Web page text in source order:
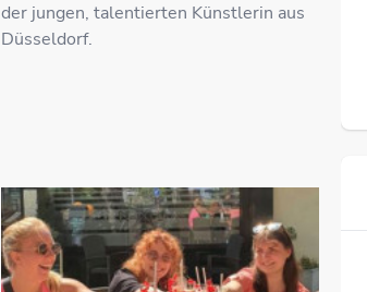
der jungen, talentierten Künstlerin aus
Düsseldorf.